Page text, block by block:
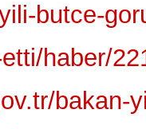
butce-
haber/
bakan-